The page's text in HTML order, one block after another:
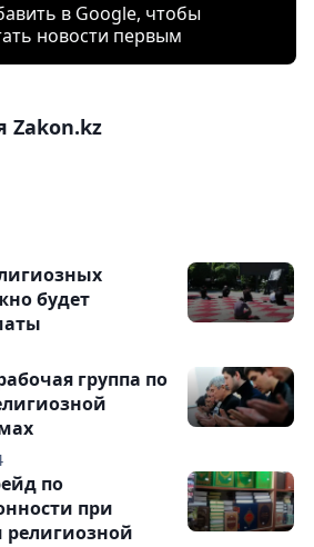
в Google, чтобы
новости первым
Zakon.kz
будет
группа по
по
при
религиозной